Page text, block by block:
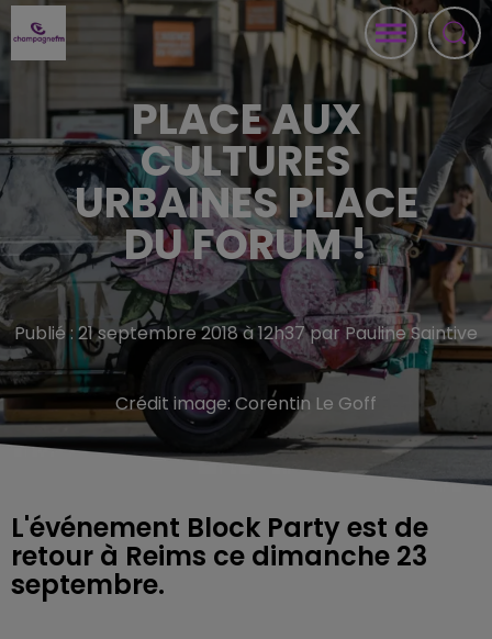
PLACE AUX
CULTURES
URBAINES PLACE
DU FORUM !
Publié : 21 septembre 2018 à 12h37 par Pauline Saintive
Crédit image: Corentin Le Goff
L'événement Block Party est de
retour à Reims ce dimanche 23
septembre.